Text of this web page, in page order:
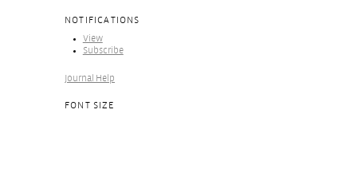
NOTIFICATIONS
View
Subscribe
Journal Help
FONT SIZE